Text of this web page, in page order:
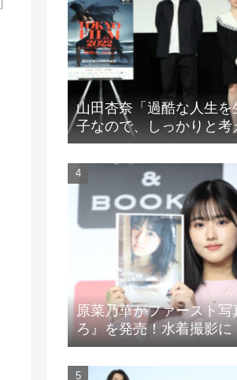
山田杏奈「過酷な人生
子なので、しっかりと
と」映画『山女』東京国
原菜乃華がファースト写
ろ』を発売！水着撮影に
筋トレを頑張りました」